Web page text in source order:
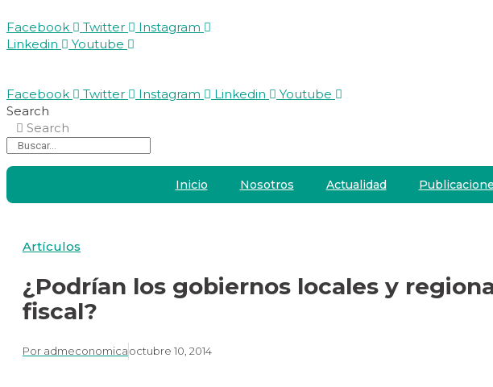
Facebook Twitter
Instagram
Linkedin
Youtube
Facebook Twitter Instagram Linkedin
Youtube
Search
Search
Inicio Nosotros Actualidad
Artículos
¿Podrían los gobiernos locales y
fiscal?
Por admeconomicaoctubre 10, 2014